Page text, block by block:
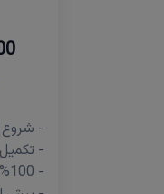
2000
- شروع
-
- %100 ایرانی